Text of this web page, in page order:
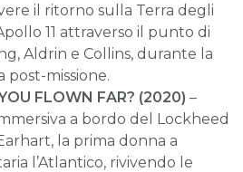
il ritorno sulla Terra degli
11 attraverso il punto di
Aldrin e Collins, durante la
post-missione.
FLOWN FAR? (2020) –
a bordo del Lockheed
la prima donna a
l’Atlantico, rivivendo le